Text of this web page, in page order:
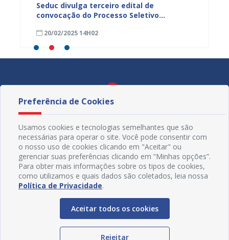
Seduc divulga terceiro edital de
convocação do Processo Seletivo
20/02/2025 14H02
Redes Sociais
Preferência de Cookies
Usamos cookies e tecnologias semelhantes que são
necessárias para operar o site. Você pode consentir com
o nosso uso de cookies clicando em "Aceitar" ou
gerenciar suas preferências clicando em “Minhas opções”.
Para obter mais informações sobre os tipos de cookies,
como utilizamos e quais dados são coletados, leia nossa
Política de Privacidade.
Aceitar todos os cookies
Rejeitar